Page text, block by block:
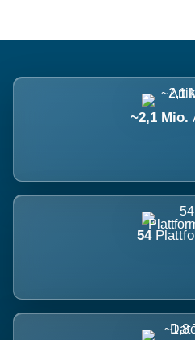
~2,1 Mio.
54